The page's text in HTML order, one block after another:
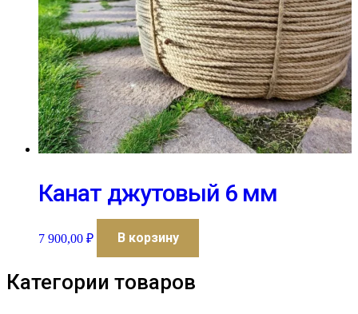
Канат джутовый 6 мм
7 900,00 ₽ В корзину
Категории товаров